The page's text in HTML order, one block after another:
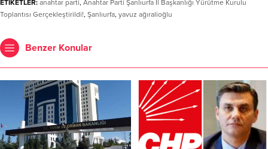
ETİKETLER: anahtar parti, Anahtar Parti Şanlıurfa İl Başkanlığı Yürütme Kurulu
Toplantısı Gerçekleştirildi!, Şanlıurfa, yavuz ağıralioğlu
Benzer Konular